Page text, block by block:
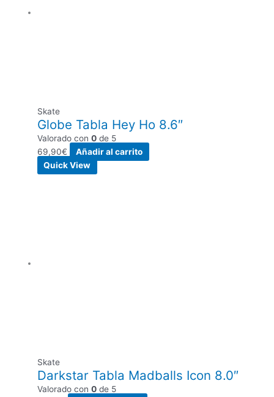
Skate
Globe Tabla Hey Ho 8.6″
Valorado con0 de 5
69,90€
Añadir al carrito
Quick View
Skate
Darkstar Tabla Madballs Icon 8.0″
Valorado con0 de 5